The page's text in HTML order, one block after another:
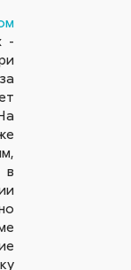
-
в